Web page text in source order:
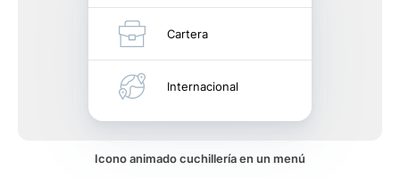
Cartera
Internacional
Icono animado cuchillería en un menú